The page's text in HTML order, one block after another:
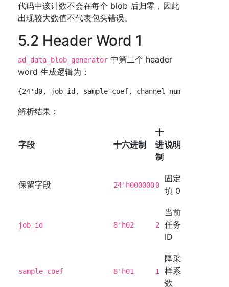
代码中该计数不会在每个 blob 后归零，因此
出现较大数值不代表包头错误。
5.2 Header Word 1
ad_data_blob_generator 中第二个 header
word 生成逻辑为：
解析结果：
字段 十六进制
十
进
制
说明
保留字段 24'h0000000
固定
填 0
job_id 8'h02 2
当前
任务
ID
sample_coef 8'h01 1
降采
样系
数